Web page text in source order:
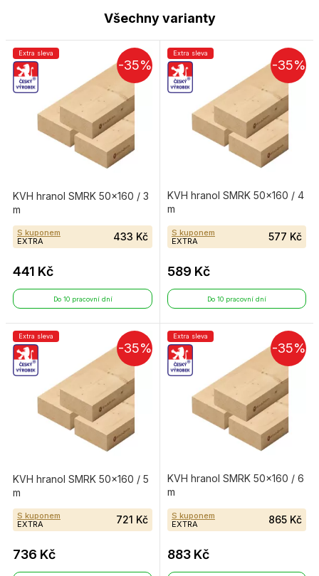
Všechny varianty
-35%
Extra sleva
KVH hranol SMRK 50×160 / 3
m
S kuponem
EXTRA
433 Kč
441 Kč
Do 10 pracovní dní
-35%
Extra sleva
KVH hranol SMRK 50×160 / 4
m
S kuponem
EXTRA
577 Kč
589 Kč
Do 10 pracovní dní
-35%
Extra sleva
KVH hranol SMRK 50×160 / 5
m
S kuponem
EXTRA
721 Kč
736 Kč
-35%
Extra sleva
KVH hranol SMRK 50×160 / 6
m
S kuponem
EXTRA
865 Kč
883 Kč